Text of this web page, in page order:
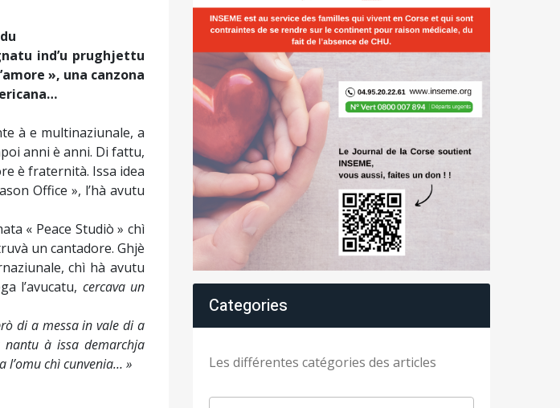
ind’u prughjettu
», una canzona
à e multinaziunale, a
anni è anni. Di fattu,
è fraternità. Issa idea
Office », l’hà avutu
« Peace Studiò » chì
un cantadore. Ghjè
chì hà avutu
l’avucatu, cercava un
di a messa in vale di a
à issa demarchja
l’omu chì cunvenia… »
Categories
Les différentes catégories des articles